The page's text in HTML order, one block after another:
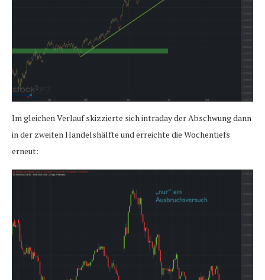
Im gleichen Verlauf skizzierte sich intraday der Abschwung dann
in der zweiten Handelshälfte und erreichte die Wochentiefs
erneut: